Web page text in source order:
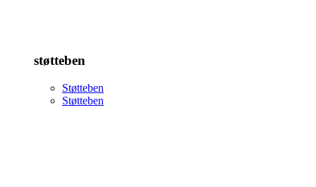
støtteben
Støtteben
Støtteben